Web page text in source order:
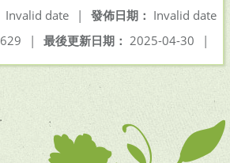
發佈日期： Invalid date
Invalid date
|
最後更新日期： 2025-04-30 |
629 |